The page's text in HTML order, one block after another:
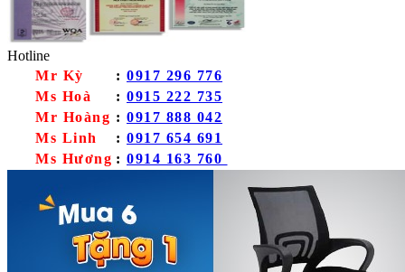
Hotline
Mr Kỳ
: 0917 296 776
Ms Hoà
: 0915 222 735
Mr Hoàng : 0917 888 042
Ms Linh
: 0917 654 691
Ms Hương : 0914 163 760